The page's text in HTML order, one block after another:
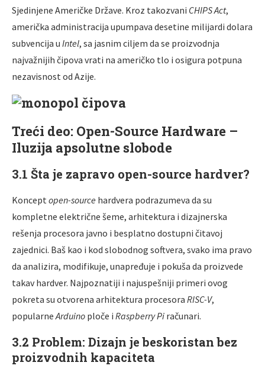
Sjedinjene Američke Države. Kroz takozvani CHIPS Act,
američka administracija upumpava desetine milijardi dolara
subvencija u Intel, sa jasnim ciljem da se proizvodnja
najvažnijih čipova vrati na američko tlo i osigura potpuna
nezavisnost od Azije.
Treći deo: Open-Source Hardware –
Iluzija apsolutne slobode
3.1 Šta je zapravo open-source hardver?
Koncept open-source hardvera podrazumeva da su
kompletne električne šeme, arhitektura i dizajnerska
rešenja procesora javno i besplatno dostupni čitavoj
zajednici. Baš kao i kod slobodnog softvera, svako ima pravo
da analizira, modifikuje, unapređuje i pokuša da proizvede
takav hardver. Najpoznatiji i najuspešniji primeri ovog
pokreta su otvorena arhitektura procesora RISC-V,
popularne Arduino ploče i Raspberry Pi računari.
3.2 Problem: Dizajn je beskoristan bez
proizvodnih kapaciteta